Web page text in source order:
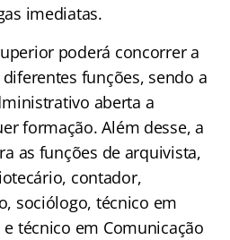
imediatas.
poderá concorrer a
funções, sendo a
aberta a
formação. Além desse, a
as funções de arquivista,
contador,
sociólogo, técnico em
técnico em Comunicação